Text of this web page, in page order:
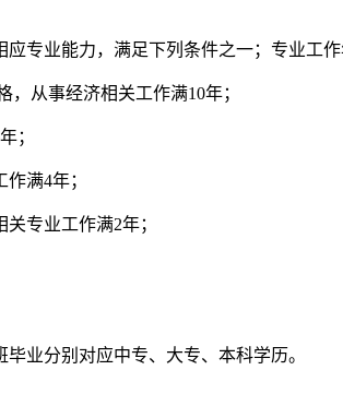
专业能力，满足下列条件之一；专业工
从事经济相关工作满10年；
；
满4年；
专业工作满2年；
业分别对应中专、大专、本科学历。